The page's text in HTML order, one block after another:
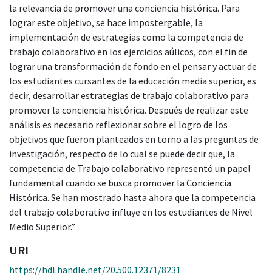
la relevancia de promover una conciencia histórica. Para
lograr este objetivo, se hace impostergable, la
implementación de estrategias como la competencia de
trabajo colaborativo en los ejercicios aúlicos, con el fin de
lograr una transformación de fondo en el pensar y actuar de
los estudiantes cursantes de la educación media superior, es
decir, desarrollar estrategias de trabajo colaborativo para
promover la conciencia histórica. Después de realizar este
análisis es necesario reflexionar sobre el logro de los
objetivos que fueron planteados en torno a las preguntas de
investigación, respecto de lo cual se puede decir que, la
competencia de Trabajo colaborativo representó un papel
fundamental cuando se busca promover la Conciencia
Histórica. Se han mostrado hasta ahora que la competencia
del trabajo colaborativo influye en los estudiantes de Nivel
Medio Superior.”
URI
https://hdl.handle.net/20.500.12371/8231